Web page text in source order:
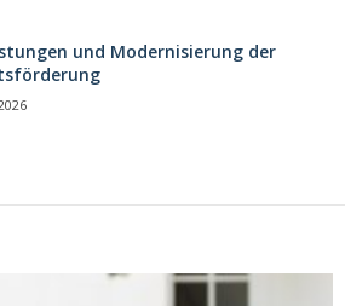
und Modernisierung der